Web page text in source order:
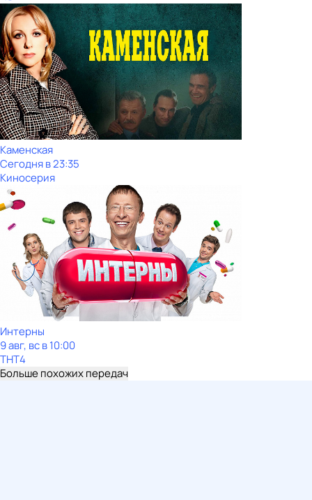
Каменская
Сегодня в 23:35
Киносерия
Интерны
9 авг, вс в 10:00
ТНТ4
Больше похожих передач